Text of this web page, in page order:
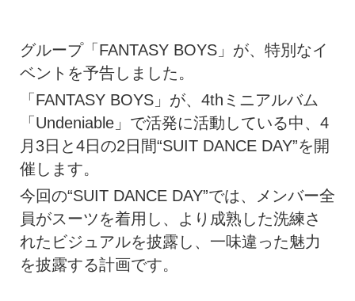
グループ「FANTASY BOYS」が、特別なイ
ベントを予告しました。
「FANTASY BOYS」が、4thミニアルバム
「Undeniable」で活発に活動している中、4
月3日と4日の2日間“SUIT DANCE DAY”を開
催します。
今回の“SUIT DANCE DAY”では、メンバー全
員がスーツを着用し、より成熟した洗練さ
れたビジュアルを披露し、一味違った魅力
を披露する計画です。